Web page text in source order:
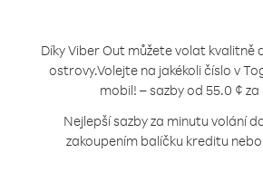
Díky Viber Out můžete volat kvalitně
ostrovy.Volejte na jakékoli číslo v
mobil! – sazby od 55.0 ¢
Nejlepší sazby za minutu volání
zakoupením balíčku kreditu